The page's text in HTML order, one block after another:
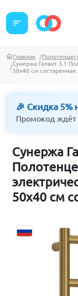
sort
Главная
Сунержа Галант 3.1
50х40 см состаренная
🎉 Скидка 5%
Промокод ждёт
Сунержа
50х40 см